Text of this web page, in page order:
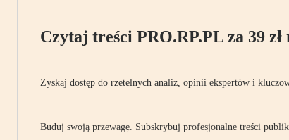
Czytaj treści PRO.RP.PL za 39 zł
Zyskaj dostęp do rzetelnych analiz, opinii ekspertów i
Buduj swoją przewagę. Subskrybuj profesjonalne treści